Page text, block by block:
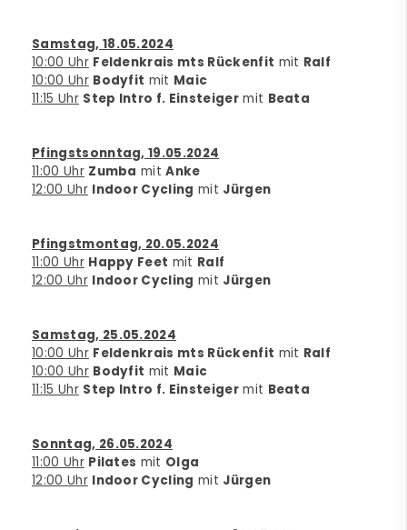
Samstag, 18.05.2024
10:00 Uhr Feldenkrais mts Rückenfit mit Ralf
10:00 Uhr Bodyfit mit Maic
11:15 Uhr Step Intro f. Einsteigermit Beata
Pfingstsonntag, 19.05.2024
11:00 Uhr Zumba mitAnke
12:00 Uhr Indoor Cycling mit Jürgen
Pfingstmontag, 20.05.2024
11:00 Uhr Happy Feet mit Ralf
12:00 Uhr Indoor Cycling mit Jürgen
Samstag, 25.05.2024
10:00 Uhr Feldenkrais mts Rückenfit mit Ralf
10:00 Uhr Bodyfit mit Maic
11:15 Uhr Step Intro f. Einsteigermit Beata
Sonntag, 26.05.2024
11:00 Uhr Pilates mit Olga
12:00 Uhr Indoor Cycling mit Jürgen